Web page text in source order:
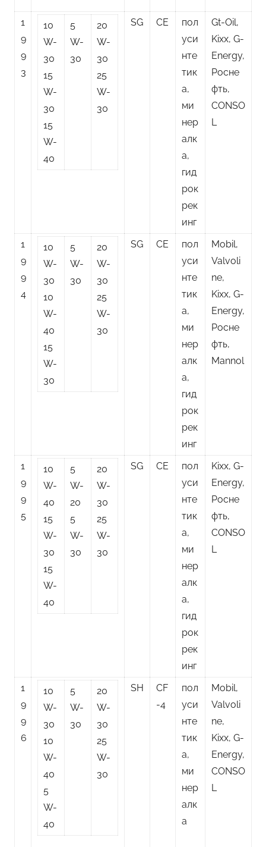
1
9
9
3
10
W-
30
15
W-
30
15
W-
40
5
W-
30
20
W-
30
25
W-
30
SG CE
пол
уси
нте
тик
а,
ми
нер
алк
а,
гид
рок
рек
инг
Gt-Oil,
Kixx, G-
Energy,
Росне
фть,
CONSO
L
1
9
9
4
10
W-
30
10
W-
40
15
W-
30
5
W-
30
20
W-
30
25
W-
30
SG CE
пол
уси
нте
тик
а,
ми
нер
алк
а,
гид
рок
рек
инг
Mobil,
Valvoli
ne,
Kixx, G-
Energy,
Росне
фть,
Mannol
1
9
9
5
10
W-
40
15
W-
30
15
W-
40
5
W-
20
5
W-
30
20
W-
30
25
W-
30
SG CE
пол
уси
нте
тик
а,
ми
нер
алк
а,
гид
рок
рек
инг
Kixx, G-
Energy,
Росне
фть,
CONSO
L
1
9
9
6
10
W-
30
10
W-
40
5
W-
40
5
W-
30
20
W-
30
25
W-
30
SH
CF
-4
пол
уси
нте
тик
а,
ми
нер
алк
а
Mobil,
Valvoli
ne,
Kixx, G-
Energy,
CONSO
L